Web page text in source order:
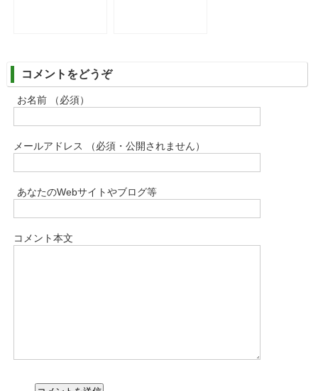
コメントをどうぞ
お名前 （必須）
メールアドレス （必須・公開されません）
あなたのWebサイトやブログ等
コメント本文